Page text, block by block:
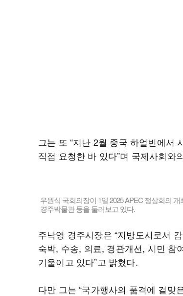
그는 또 “지난 2월 중국 하얼빈에서
직접 요청한 바 있다”며 국제사회와
우원식 국회의장이 1일 2025 APEC 정상회의
경주박물관 등을 둘러보고 있다.
주낙영 경주시장은 “지방도시로서
숙박, 수송, 의료, 경관개선, 시민 참
기울이고 있다”고 밝혔다.
다만 그는 “국가행사의 품격에 걸맞